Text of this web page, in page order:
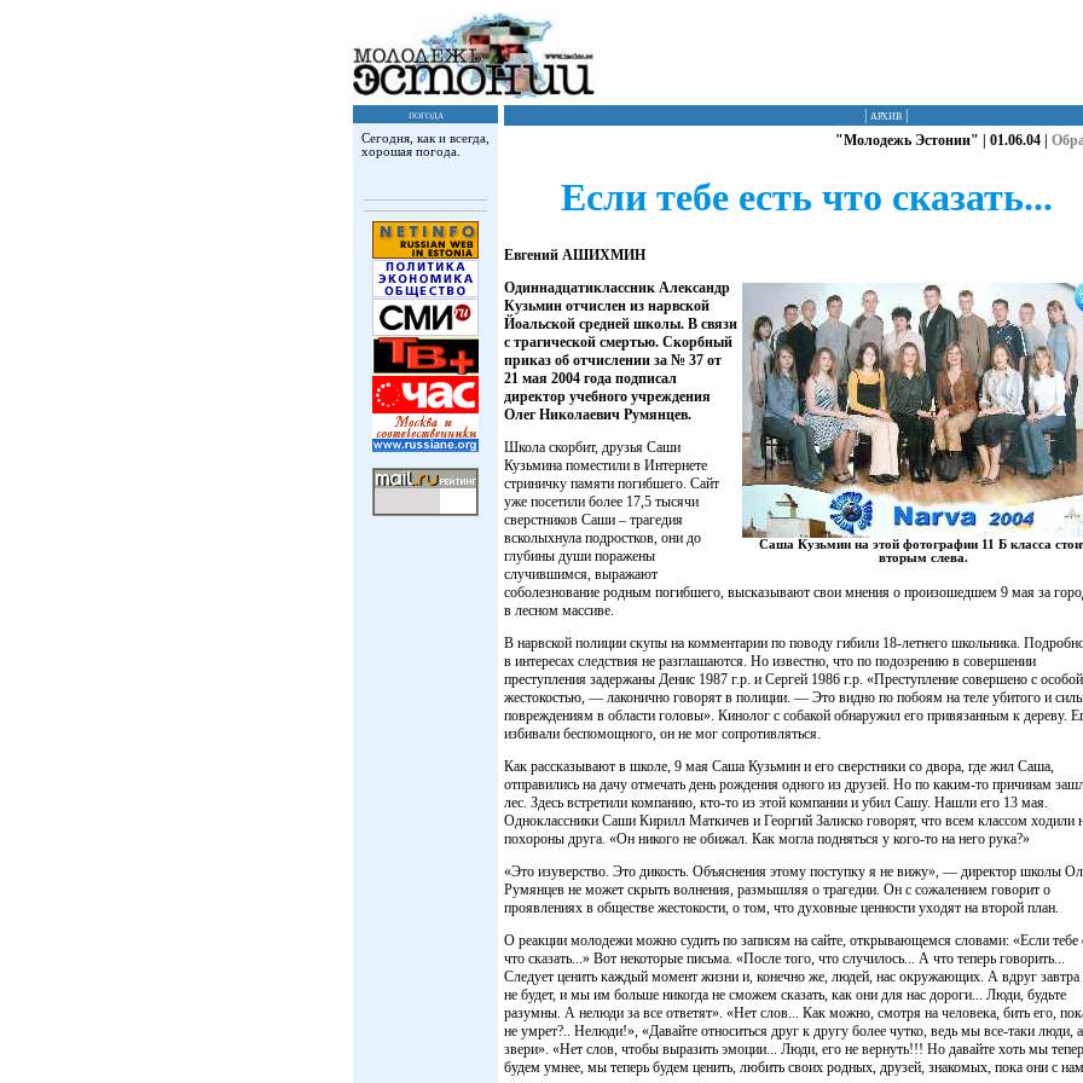
погода
Сегодня, как и всегда,
хорошая погода.
архив
"Молодежь Эстонии" | 01.06.04 |
Если тебе есть что сказать...
Евгений АШИХМИН
Саша Кузьмин на этой фотографии 11 Б класса
вторым слева.
Одиннадцатиклассник Александр
Кузьмин отчислен из нарвской
Йоальской средней школы. В связи
с трагической смертью. Скорбный
приказ об отчислении за № 37 от
21 мая 2004 года подписал
директор учебного учреждения
Олег Николаевич Румянцев.
Школа скорбит, друзья Саши
Кузьмина поместили в Интернете
стриничку памяти погибшего. Сайт
уже посетили более 17,5 тысячи
сверстников Саши – трагедия
всколыхнула подростков, они до
глубины души поражены
случившимся, выражают
соболезнование родным погибшего, высказывают свои мнения о произошедшем 9 мая за
в лесном массиве.
В нарвской полиции скупы на комментарии по поводу гибили 18-летнего школьника.
в интересах следствия не разглашаются. Но известно, что по подозрению в совершении
преступления задержаны Денис 1987 г.р. и Сергей 1986 г.р. «Преступление совершено с особой
жестокостью, — лаконично говорят в полиции. — Это видно по побоям на теле убитого и
повреждениям в области головы». Кинолог с собакой обнаружил его привязанным к дереву.
избивали беспомощного, он не мог сопротивляться.
Как рассказывают в школе, 9 мая Саша Кузьмин и его сверстники со двора, где жил Саша,
отправились на дачу отмечать день рождения одного из друзей. Но по каким-то причинам
лес. Здесь встретили компанию, кто-то из этой компании и убил Сашу. Нашли его 13 мая.
Одноклассники Саши Кирилл Маткичев и Георгий Залиско говорят, что всем классом ходили
похороны друга. «Он никого не обижал. Как могла подняться у кого-то на него рука?»
«Это изуверство. Это дикость. Объяснения этому поступку я не вижу», — директор школы
Румянцев не может скрыть волнения, размышляя о трагедии. Он с сожалением говорит о
проявлениях в обществе жестокости, о том, что духовные ценности уходят на второй план.
О реакции молодежи можно судить по записям на сайте, открывающемся словами: «Если тебе
что сказать...» Вот некоторые письма. «После того, что случилось... А что теперь говорить...
Следует ценить каждый момент жизни и, конечно же, людей, нас окружающих. А вдруг завтра
не будет, и мы им больше никогда не сможем сказать, как они для нас дороги... Люди, будьте
разумны. А нелюди за все ответят». «Нет слов... Как можно, смотря на человека, бить его,
не умрет?.. Нелюди!», «Давайте относиться друг к другу более чутко, ведь мы все-таки люди,
звери». «Нет слов, чтобы выразить эмоции... Люди, его не вернуть!!! Но давайте хоть мы
будем умнее, мы теперь будем ценить, любить своих родных, друзей, знакомых, пока они с